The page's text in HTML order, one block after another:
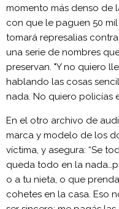
momento más denso de
con que le paguen 50
tomará represalias
una serie de nombres
preservan. "Y no quiero
hablando las cosas
nada. No quiero policías
En el otro archivo de
marca y modelo de los
víctima, y asegura: “Se
queda todo en la
o a tu nieta, o que
cohetes en la casa. Eso